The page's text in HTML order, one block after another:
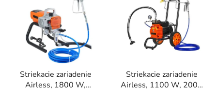
Striekacie zariadenie
Airless, 1800 W,
Striekacie zariadenie
Airless, 1100 W, 2000